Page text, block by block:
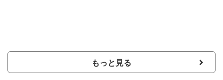
もっと見る